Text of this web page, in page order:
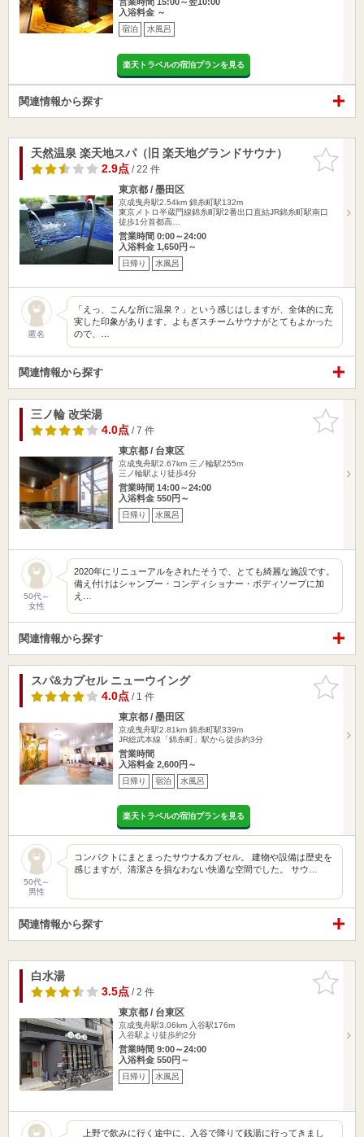
入浴料金 ～
宿泊 水風呂
楽天トラベルの宿泊プランを見る
関連情報から探す
お気に入
りに追加
天然温泉 楽天地スパ（旧 楽天地グランドサウナ）
2.9点/ 22 件
東京都 / 墨田区
京成曳舟駅2.54km 錦糸町駅132m
東京メトロ半蔵門線錦糸町駅2番出口直結JR錦糸町駅南口
徒歩1分首都高…
営業時間 0:00～24:00
入浴料金 1,650円～
日帰り 水風呂
匿名
「えっ、こんな所に温泉？」という感じはしますが、全体的に充
実した印象があります。よもぎスチームサウナがとてもよかった
ので、…
関連情報から探す
お気に入
りに追加
三ノ輪 改栄湯
4.0点/ 7 件
東京都 / 台東区
京成曳舟駅2.67km 三ノ輪駅255m
三ノ輪駅より徒歩4分
営業時間 14:00～24:00
入浴料金 550円～
日帰り 水風呂
50代～
女性
2020年にリニューアルをされたそうで、とても綺麗な施設です。
備え付けはシャンプー・コンディショナー・ボディソープに加
え…
関連情報から探す
お気に入
りに追加
スパ&カプセル ニューウイング
4.0点/ 1 件
東京都 / 墨田区
京成曳舟駅2.81km 錦糸町駅339m
JR総武本線「錦糸町」駅から徒歩約3分
営業時間
入浴料金 2,600円～
日帰り 宿泊 水風呂
楽天トラベルの宿泊プランを見る
50代～
男性
コンパクトにまとまったサウナ&カプセル。 建物や設備は歴史を
感じますが、清潔さを損なわない快適な空間でした。 サウ…
関連情報から探す
お気に入
りに追加
白水湯
3.5点/ 2 件
東京都 / 台東区
京成曳舟駅3.06km 入谷駅176m
入谷駅より徒歩約2分
営業時間 9:00～24:00
入浴料金 550円～
日帰り 水風呂
上野で飲みに行く途中に、入谷で降りて銭湯に行ってきまし